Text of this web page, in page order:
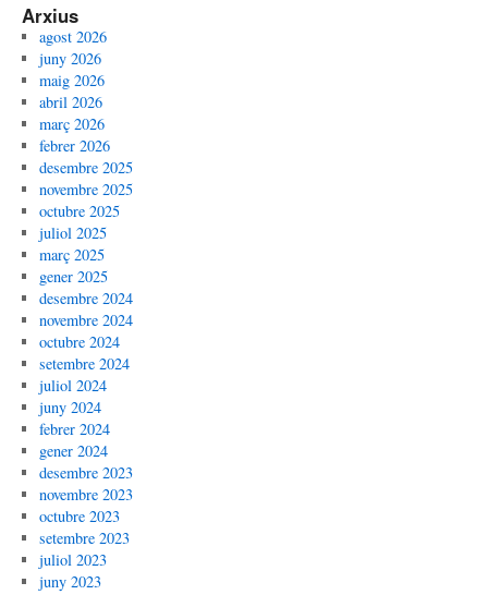
Arxius
agost 2026
juny 2026
maig 2026
abril 2026
març 2026
febrer 2026
desembre 2025
novembre 2025
octubre 2025
juliol 2025
març 2025
gener 2025
desembre 2024
novembre 2024
octubre 2024
setembre 2024
juliol 2024
juny 2024
febrer 2024
gener 2024
desembre 2023
novembre 2023
octubre 2023
setembre 2023
juliol 2023
juny 2023